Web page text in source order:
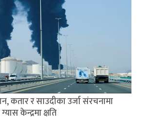
कतार र साउदीका उर्जा संरचनामा
केन्द्रमा क्षति